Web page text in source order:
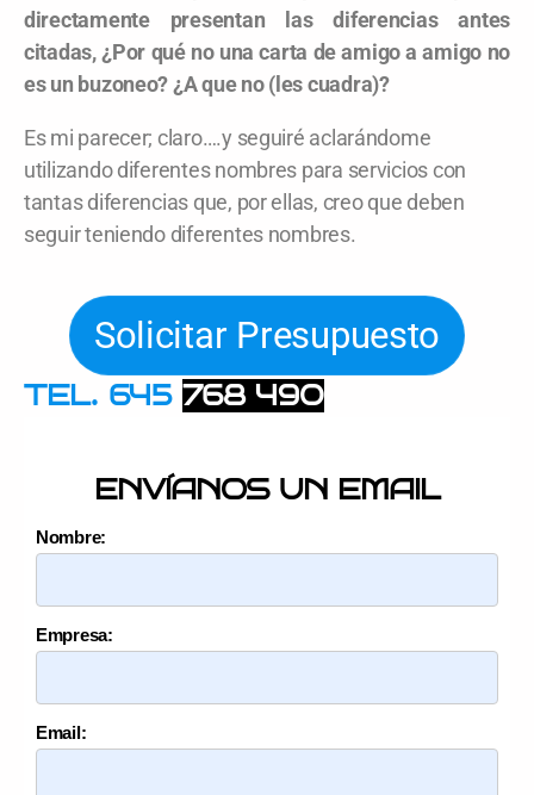
directamente presentan las diferencias antes
citadas, ¿Por qué no una carta de amigo a amigo no
es un buzoneo? ¿A que no (les cuadra)?
Es mi parecer; claro….y seguiré aclarándome
utilizando diferentes nombres para servicios con
tantas diferencias que, por ellas, creo que deben
seguir teniendo diferentes nombres.
Solicitar Presupuesto
TEL. 645 768 490
ENVÍANOS UN EMAIL
Nombre:
Empresa:
Email: